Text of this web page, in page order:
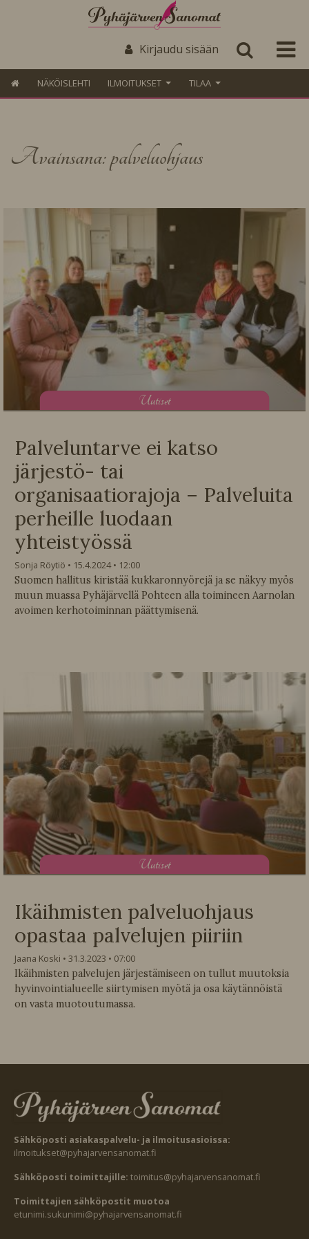
Kirjaudu sisään
NÄKÖISLEHTI ILMOITUKSET TILAA
Avainsana: palveluohjaus
Uutiset
Palveluntarve ei katso
järjestö- tai
organisaatiorajoja – Palveluita
perheille luodaan
yhteistyössä
Sonja Röytiö 15.4.2024
12:00
Suomen hallitus kiristää kukkaronnyörejä ja se näkyy myös
muun muassa Pyhäjärvellä Pohteen alla toimineen Aarnolan
avoimen kerhotoiminnan päättymisenä.
Uutiset
Ikäihmisten palveluohjaus
opastaa palvelujen piiriin
Jaana Koski 31.3.2023
07:00
Ikäihmisten palvelujen järjestämiseen on tullut muutoksia
hyvinvointialueelle siirtymisen myötä ja osa käytännöistä
on vasta muotoutumassa.
Sähköposti asiakaspalvelu- ja ilmoitusasioissa:
ilmoitukset@pyhajarvensanomat.fi
Sähköposti toimittajille: toimitus@pyhajarvensanomat.fi
Toimittajien sähköpostit muotoa
etunimi.sukunimi@pyhajarvensanomat.fi